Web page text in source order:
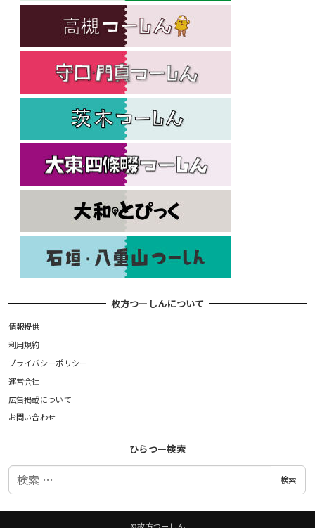
枚方つーしんについて
情報提供
利用規約
プライバシーポリシー
運営会社
広告掲載について
お問い合わせ
ひらつー検索
検
検索